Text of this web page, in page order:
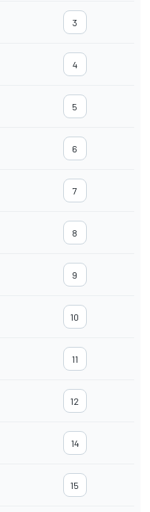
3
4
5
6
7
8
9
10
11
12
14
15